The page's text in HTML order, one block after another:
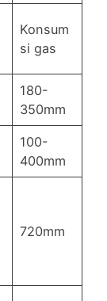
Konsum
si gas
180-
350mm
100-
400mm
720mm